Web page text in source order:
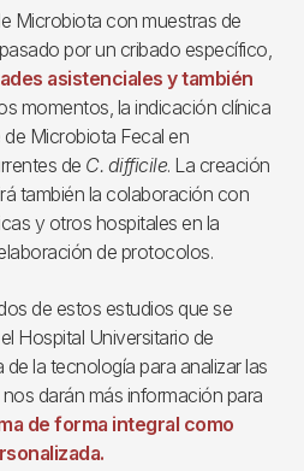
Microbiota con muestras de
por un cribado específico,
asistenciales y también
momentos, la indicación clínica
Microbiota Fecal en
de C. difficile. La creación
también la colaboración con
y otros hospitales en la
de protocolos.
de estos estudios que se
Hospital Universitario de
la tecnología para analizar las
darán más información para
de forma integral como